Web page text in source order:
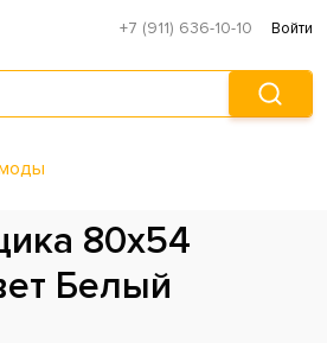
+7 (911) 636-10-10 Войти
80х54
Белый